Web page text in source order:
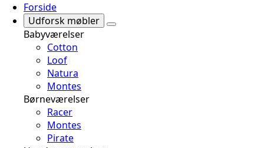
Forside
Udforsk møbler
Babyværelser
Cotton
Loof
Natura
Montes
Børneværelser
Racer
Montes
Pirate